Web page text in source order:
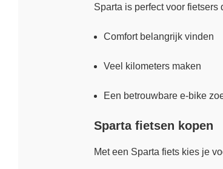
Sparta is perfect voor fietsers
Comfort belangrijk vinden
Veel kilometers maken
Een betrouwbare e-bike
Sparta fietsen kopen
Met een Sparta fiets kies je